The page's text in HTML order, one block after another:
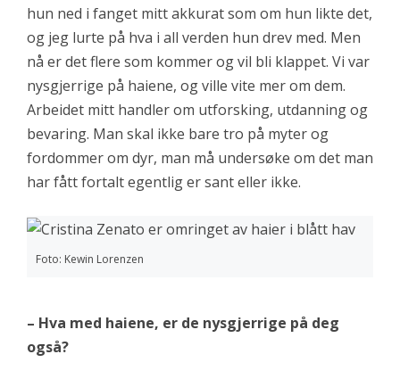
hun ned i fanget mitt akkurat som om hun likte det,
og jeg lurte på hva i all verden hun drev med. Men
nå er det flere som kommer og vil bli klappet. Vi var
nysgjerrige på haiene, og ville vite mer om dem.
Arbeidet mitt handler om utforsking, utdanning og
bevaring. Man skal ikke bare tro på myter og
fordommer om dyr, man må undersøke om det man
har fått fortalt egentlig er sant eller ikke.
Foto: Kewin Lorenzen
– Hva med haiene, er de nysgjerrige på deg
også?